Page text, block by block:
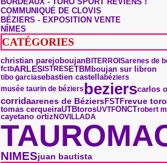
COMMUNIQUÉ DE CLOVIS
BÉZIERS - EXPOSITION VENTE
NÎMES
CATÉGORIES
christian parejoboujanBITERROISarenes de
fctbARLES ISTRESETBMboujan sur libron
tibo garciasebastien castellabéziers
musée taurin de béziersbezierscarlos
corridaarenes de BéziersFSTFrevue
tomas cerqueiraUTBtorosUVTFONCTrobert
cayetano ortiz NOVILLADA
NIMESjuan bautista